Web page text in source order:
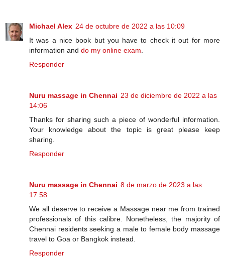
Michael Alex 24 de octubre de 2022 a las 10:09
It was a nice book but you have to check it out for more
information and do my online exam
Responder
Nuru massage in Chennai 23 de diciembre de 2022 a las
14:06
Thanks for sharing such a piece of wonderful information.
Your knowledge about the topic is great please keep
sharing.
Responder
Nuru massage in Chennai 8 de marzo de 2023 a las
17:58
We all deserve to receive a Massage near me from trained
professionals of this calibre. Nonetheless, the majority of
Chennai residents seeking a male to female body massage
travel to Goa or Bangkok instead.
Responder